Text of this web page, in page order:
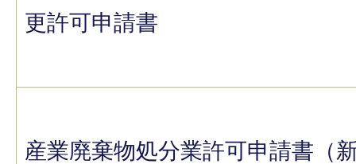
更許可申請書
産業廃棄物処分業許可申請書（